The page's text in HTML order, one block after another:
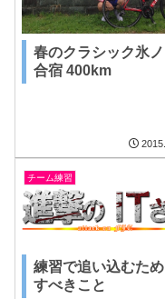
春のクラシック氷
合宿 400km
チーム練習
練習で追い込むた
すべきこと